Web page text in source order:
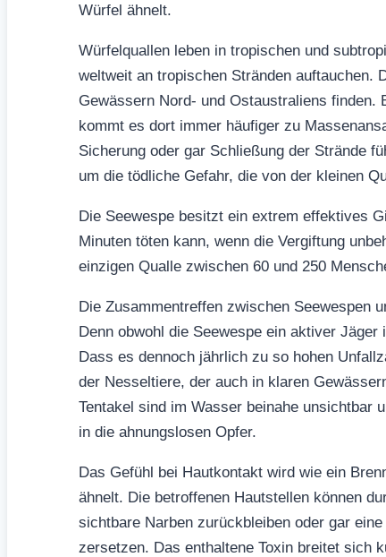
Würfel ähnelt.
Würfelquallen leben in tropischen und
weltweit an tropischen Stränden auftauchen.
Gewässern Nord- und Ostaustraliens
kommt es dort immer häufiger zu
Sicherung oder gar Schließung der Strände
um die tödliche Gefahr, die von der kleinen
Die Seewespe besitzt ein extrem effektives
Minuten töten kann, wenn die Vergiftung
einzigen Qualle zwischen 60 und 250
Die Zusammentreffen zwischen Seewespen
Denn obwohl die Seewespe ein aktiver
Dass es dennoch jährlich zu so hohen
der Nesseltiere, der auch in klaren
Tentakel sind im Wasser beinahe unsichtbar
in die ahnungslosen Opfer.
Das Gefühl bei Hautkontakt wird wie ein
ähnelt. Die betroffenen Hautstellen können
sichtbare Narben zurückbleiben oder gar
zersetzen. Das enthaltene Toxin breitet sich